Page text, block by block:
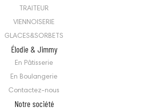
TRAITEUR
VIENNOISERIE
GLACES&SORBETS
Élodie & Jimmy
En Pâtisserie
En Boulangerie
Contactez-nous
Notre société